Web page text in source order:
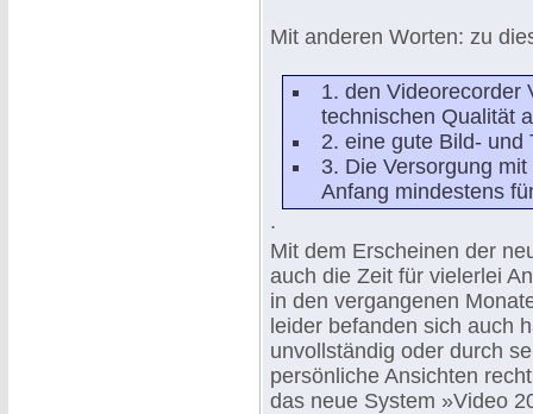
Mit anderen Worten: zu
1. den Videorecorder
technischen Qualität
2. eine gute Bild- und
3. Die Versorgung
Anfang mindestens
.
Mit dem Erscheinen der
auch die Zeit für vielerlei
in den vergangenen
leider befanden sich auch
unvollständig oder durch
persönliche Ansichten
das neue System »Video